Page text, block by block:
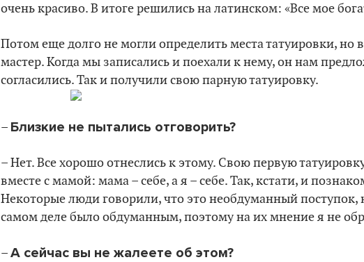
очень красиво. В итоге решились на латинском: «Все мое
Потом еще долго не могли определить места татуировки, но
мастер. Когда мы записались и поехали к нему, он нам
согласились. Так и получили свою парную татуировку.
– Близкие не пытались отговорить?
– Нет. Все хорошо отнеслись к этому. Свою первую
вместе с мамой: мама – себе, а я – себе. Так, кстати, и
Некоторые люди говорили, что это необдуманный поступок,
самом деле было обдуманным, поэтому на их мнение я не
–А сейчас вы не жалеете об этом?